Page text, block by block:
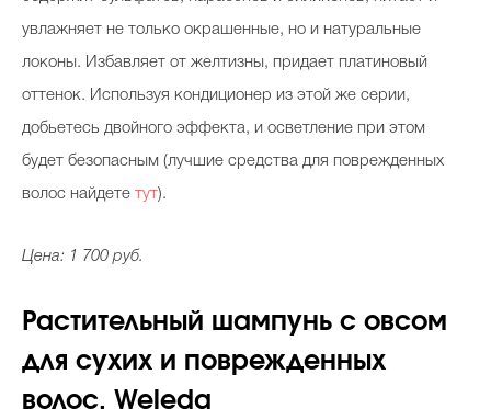
Хит недели от визажиста
Celebrity дня
Beauty- битвы
Тесты
увлажняет не только окрашенные, но и натуральные
локоны. Избавляет от желтизны, придает платиновый
оттенок. Используя кондиционер из этой же серии,
добьетесь двойного эффекта, и осветление при этом
будет безопасным (лучшие средства для поврежденных
волос найдете тут).
Цена: 1 700 руб.
Растительный шампунь с овсом
для сухих и поврежденных
волос, Weleda